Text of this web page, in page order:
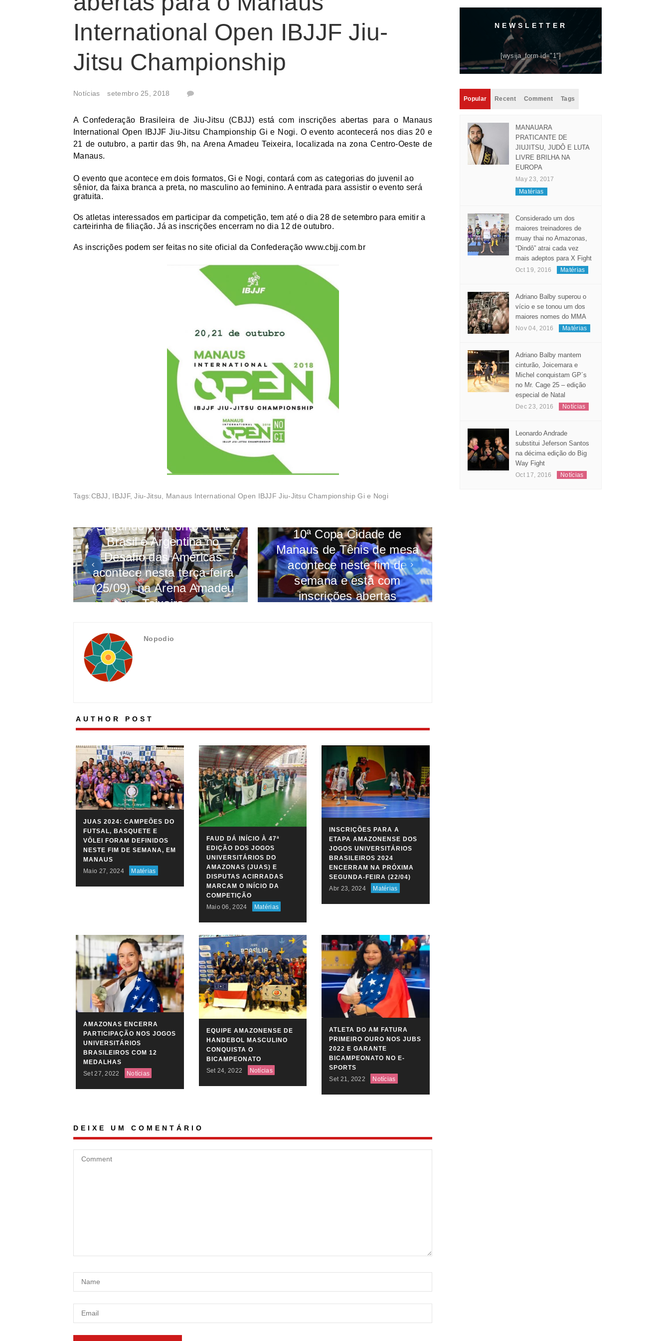
International Open IBJJF Jiu-
Jitsu Championship
Notícias setembro 25, 2018
A Confederação Brasileira de Jiu-Jitsu (CBJJ) está com inscrições abertas para o Manaus
International Open IBJJF Jiu-Jitsu Championship Gi e Nogi. O evento acontecerá nos dias 20 e
21 de outubro, a partir das 9h, na Arena Amadeu Teixeira, localizada na zona Centro-Oeste de
Manaus.
O evento que acontece em dois formatos, Gi e Nogi, contará com as categorias do juvenil ao
sênior, da faixa branca a preta, no masculino ao feminino. A entrada para assistir o evento será
gratuita.
Os atletas interessados em participar da competição, tem até o dia 28 de setembro para emitir a
carteirinha de filiação. Já as inscrições encerram no dia 12 de outubro.
As inscrições podem ser feitas no site oficial da Confederação www.cbjj.com.br
Tags:CBJJ, IBJJF,Jiu-Jitsu, Manaus International Open IBJJF Jiu-Jitsu Championship Gi e Nogi
Segundo confronto entre
Brasil e Argentina no
Desafio das Américas
acontece nesta terça-feira
(25/09), na Arena Amadeu
Teixeira
10ª Copa Cidade de
Manaus de Tênis de mesa
acontece neste fim de
semana e está com
inscrições abertas
Nopodio
AUTHOR POST
JUAS 2024: CAMPEÕES DO
FUTSAL, BASQUETE E
VÔLEI FORAM DEFINIDOS
NESTE FIM DE SEMANA, EM
MANAUS
Maio 27, 2024
Matérias
FAUD DÁ INÍCIO À 47ª
EDIÇÃO DOS JOGOS
UNIVERSITÁRIOS DO
AMAZONAS (JUAS) E
DISPUTAS ACIRRADAS
MARCAM O INÍCIO DA
COMPETIÇÃO
Maio 06, 2024
Matérias
INSCRIÇÕES PARA A
ETAPA AMAZONENSE DOS
JOGOS UNIVERSITÁRIOS
BRASILEIROS 2024
ENCERRAM NA PRÓXIMA
SEGUNDA-FEIRA (22/04)
Abr 23, 2024
Matérias
AMAZONAS ENCERRA
PARTICIPAÇÃO NOS JOGOS
UNIVERSITÁRIOS
BRASILEIROS COM 12
MEDALHAS
Set 27, 2022
Notícias
EQUIPE AMAZONENSE DE
HANDEBOL MASCULINO
CONQUISTA O
BICAMPEONATO
Set 24, 2022
Notícias
ATLETA DO AM FATURA
PRIMEIRO OURO NOS JUBS
2022 E GARANTE
BICAMPEONATO NO E-
SPORTS
Set 21, 2022
Notícias
DEIXE UM COMENTÁRIO
NEWSLETTER
[wysija_form id="1"]
Popular
MANAUARA
PRATICANTE DE
JIUJITSU, JUDÔ E LUTA
LIVRE BRILHA NA
EUROPA
May 23, 2017
Considerado um dos
maiores treinadores de
muay thai no Amazonas,
“Dindô” atrai cada vez
mais adeptos para X Fight
Adriano Balby superou o
vício e se tonou um dos
maiores nomes do MMA
Adriano Balby mantem
cinturão, Joicemara e
Michel conquistam GP´s
no Mr. Cage 25 – edição
especial de Natal
Leonardo Andrade
substitui Jeferson Santos
na décima edição do Big
Way Fight